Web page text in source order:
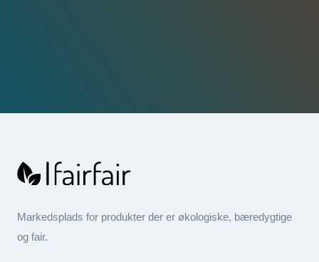
Markedsplads for produkter der er økologiske, bæredygtige
og fair.